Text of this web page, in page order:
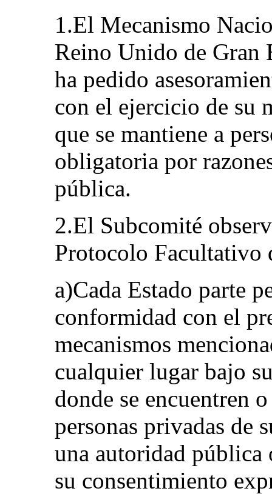
1.El Mecanismo
Reino Unido de Gran
ha pedido
con el ejercicio de su
que se mantiene a
obligatoria por
pública.
2.El Subcomité
Protocolo Facultativo
a)Cada Estado parte
conformidad con el
mecanismos
cualquier lugar bajo
donde se encuentren
personas privadas de
una autoridad pública
su consentimiento